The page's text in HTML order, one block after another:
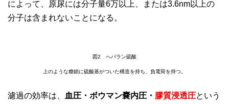
によって、原尿には分子量6万以上、または3.6nm以上の
分子は含まれないことになる。
図2 へパラン硫酸
上のような糖鎖に硫酸基がついた構造を持ち、負電荷を持つ。
濾過の効率は、 血圧・ボウマン嚢内圧・ 膠質浸透圧という